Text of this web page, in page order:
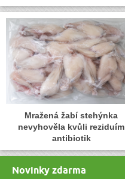
Mražená žabí stehýnka
nevyhověla kvůli reziduím
antibiotik
Novinky zdarma